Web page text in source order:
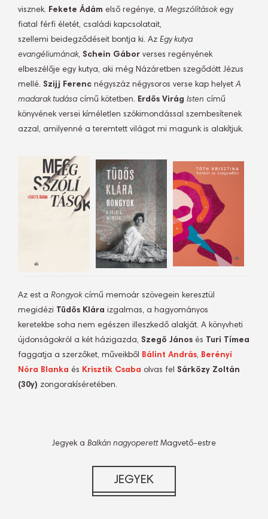
visznek. Fekete Ádám első regénye, a Megszólításokegy
fiatal férfi életét, családi kapcsolatait,
szellemi beidegződéseit bontja ki. Az Egy kutya
evangéliumának, Schein Gábor verses regényének
elbeszélője egy kutya, aki még Názáretben szegődött Jézus
mellé. Szijj Ferenc négyszáz négysoros verse kap helyet A
madarak tudása című kötetben. Erdős Virág Isten című
könyvének versei kíméletlen szókimondással szembesítenek
azzal, amilyenné a teremtett világot mi magunk is alakítjuk.
Az est a Rongyokcímű memoár szövegein keresztül
megidézi Tüdős Klára izgalmas, a hagyományos
keretekbe soha nem egészen illeszkedő alakját. A könyvheti
újdonságokról a két házigazda, Szegő János és Turi Tímea
faggatja a szerzőket, műveikből Bálint András, Berényi
Nóra Blanka és Krisztik Csaba olvas fel Sárközy Zoltán
(30y) zongorakíséretében.
Jegyek a Balkán nagyoperettMagvető-estre